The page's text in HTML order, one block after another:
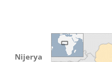
Nijerya